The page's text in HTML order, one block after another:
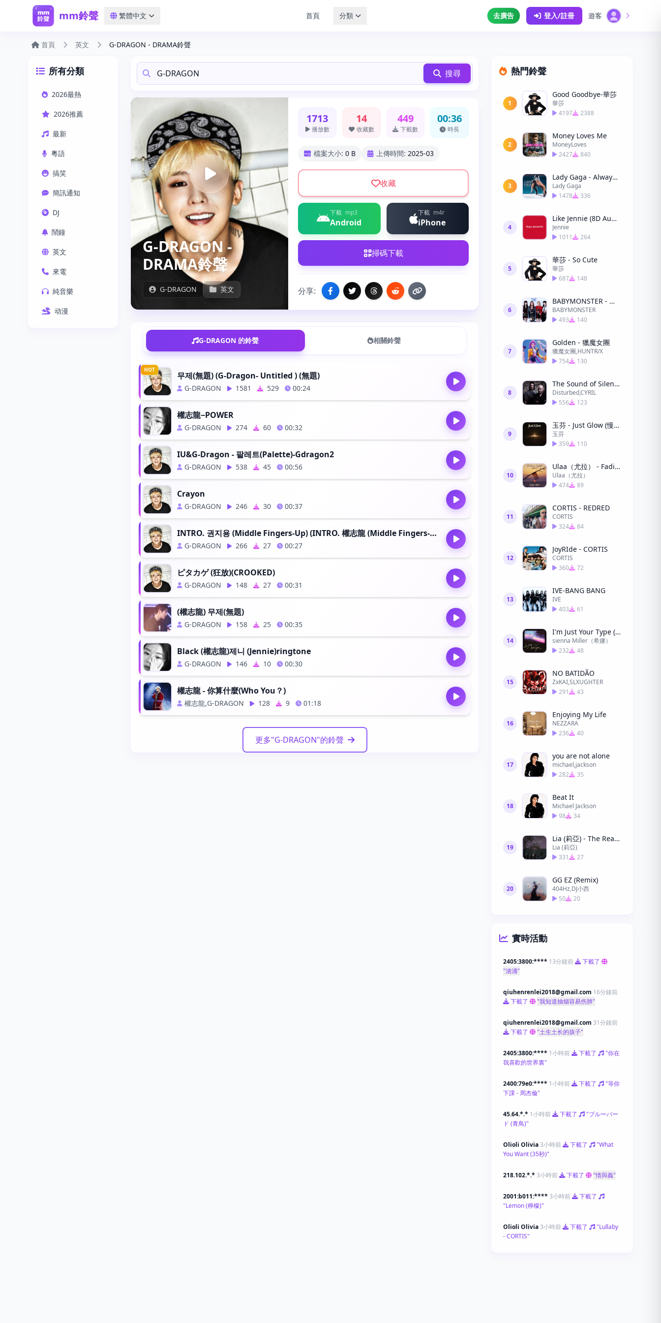
mm鈴聲 繁體中文 首頁 分類 去廣告 登入/註冊 遊客
首頁 英文 G-DRAGON - DRAMA鈴聲
所有分類
2026最熱
2026推薦
最新
粵語
搞笑
簡訊通知
DJ
鬧鐘
英文
來電
純音樂
动漫
搜尋
G-DRAGON -
DRAMA鈴聲
G-DRAGON 英文
1713
播放數
14
收藏數
449
下載數
00:36
時長
檔案大小: 0 B 上傳時間: 2025-03
收藏
下載 mp3
Android
下載 m4r
iPhone
掃碼下載
分享:
G-DRAGON 的鈴聲 相關鈴聲
HOT
무제(無題) (G-Dragon- Untitled ) (無題)
G-DRAGON 1581 529 00:24
權志龍−POWER
G-DRAGON 274 60 00:32
IU&G-Dragon - 팔레트(Palette)-Gdragon2
G-DRAGON 538 45 00:56
Crayon
G-DRAGON 246 30 00:37
INTRO. 권지용 (Middle Fingers-Up) (INTRO. 權志龍 (Middle Fingers-Up))
G-DRAGON 266 27 00:27
ピタカゲ (狂放)(CROOKED)
G-DRAGON 148 27 00:31
(權志龍) 무제(無題)
G-DRAGON 158 25 00:35
Black (權志龍)제니 (Jennie)ringtone
G-DRAGON 146 10 00:30
權志龍 - 你算什麼(Who You？)
權志龍,G-DRAGON 128 9 01:18
更多"G-DRAGON"的鈴聲
熱門鈴聲
1
Good Goodbye-華莎
華莎
4197
2388
2
Money Loves Me
MoneyLoves
2427
840
3
Lady Gaga - Always Remember Us This Way
Lady Gaga
1478
336
4
Like Jennie (8D Audio)
Jennie
1011
264
5
華莎 - So Cute
華莎
687
148
6
BABYMONSTER - 춤 (CHOOM)
BABYMONSTER
493
140
7
Golden - 獵魔女團
獵魔女團,HUNTR/X
754
130
8
The Sound of Silence (CYRIL Remix) (CYRIL Remix)
Disturbed,CYRIL
556
123
9
玉芬 - Just Glow (慢慢發光)
玉芬
359
110
10
Ulaa（尤拉） - Fading Light(漸暗的光)
Ulaa（尤拉）
474
89
11
CORTIS - REDRED
CORTIS
324
84
12
JoyRIde - CORTIS
CORTIS
360
72
13
IVE-BANG BANG
IVE
403
61
14
I'm Just Your Type (命中偏愛)
sienna Miller（希娜）
232
48
15
NO BATIDÃO
ZxKAI,SLXUGHTER
291
43
16
Enjoying My Life
NEZZARA
236
40
17
you are not alone
michael,jackson
282
35
18
Beat It
Michael Jackson
98
34
19
Lia (莉亞) - The Reason to Smile (微笑的理由)
Lia (莉亞)
331
27
20
GG EZ (Remix)
404Hz,DJ小西
50
20
實時活動
2405:3800:**** 13分鐘前
下載了
"汹涌"
qiuhenrenlei2018@gmail.com 16分鐘前
下載了
"我知道抽烟容易伤肺"
qiuhenrenlei2018@gmail.com 31分鐘前
下載了
"土生土长的孩子"
2405:3800:**** 1小時前 下載了
"你在
我喜歡的世界裏"
2400:79e0:**** 1小時前 下載了
"等你
下課 - 周杰倫"
45.64.*.* 1小時前 下載了
"ブルーバー
ド (青鳥)"
Olioli Olivia3小時前 下載了
"What
You Want (35秒)"
218.102.*.* 3小時前 下載了 "情與義"
2001:b011:**** 3小時前
下載了
"Lemon (檸檬)"
Olioli Olivia3小時前 下載了
"Lullaby
- CORTIS"